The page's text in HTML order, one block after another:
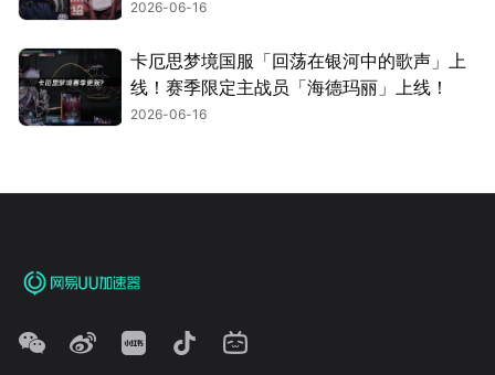
2026-06-16
卡厄思梦境国服「回荡在银河中的歌声」上
线！赛季限定主战员「海德玛丽」上线！
2026-06-16